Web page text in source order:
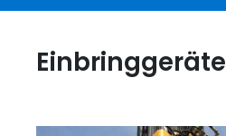
Einbringgeräte